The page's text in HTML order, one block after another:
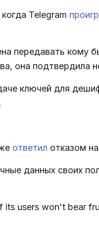
Telegram
передавать кому
она подтвердила
ключей для
ответил отказом
данных своих
users won't bear